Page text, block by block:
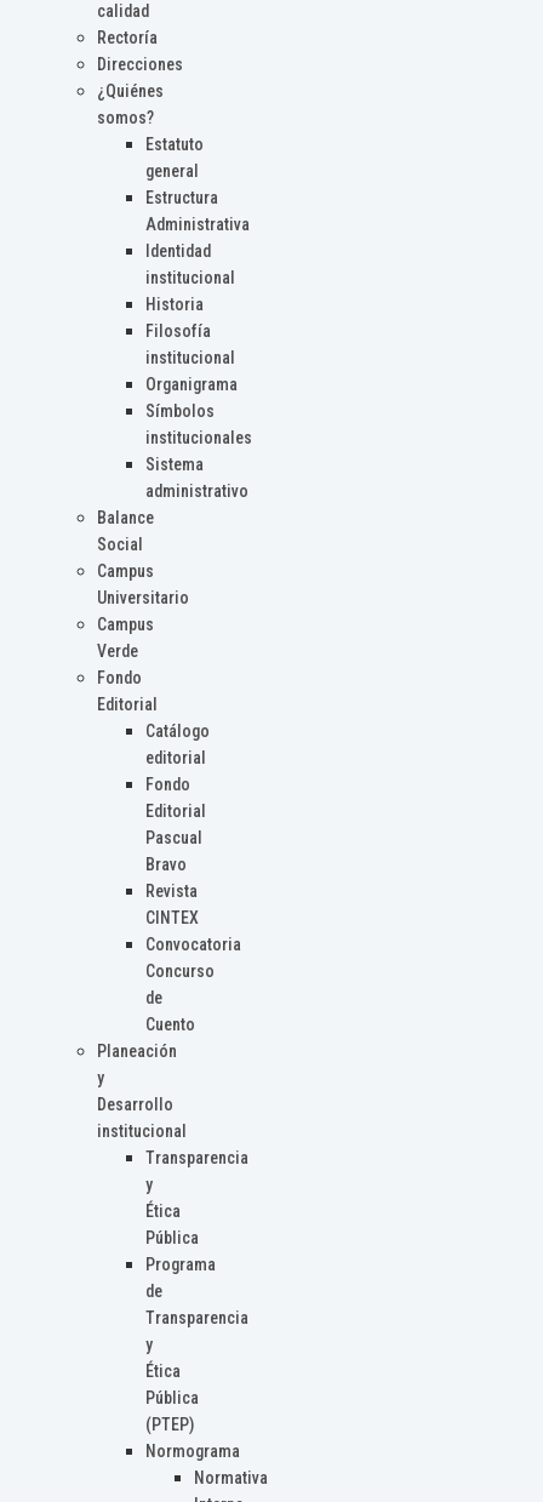
calidad
Rectoría
Direcciones
¿Quiénes
somos?
Estatuto
general
Estructura
Administrativa
Identidad
institucional
Historia
Filosofía
institucional
Organigrama
Símbolos
institucionales
Sistema
administrativo
Balance
Social
Campus
Universitario
Campus
Verde
Fondo
Editorial
Catálogo
editorial
Fondo
Editorial
Pascual
Bravo
Revista
CINTEX
Convocatoria
Concurso
de
Cuento
Planeación
y
Desarrollo
institucional
Transparencia
y
Ética
Pública
Programa
de
Transparencia
y
Ética
Pública
(PTEP)
Normograma
Normativa